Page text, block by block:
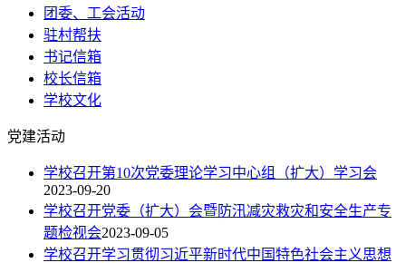
团委、工会活动
驻村帮扶
书记信箱
校长信箱
学校文化
党建活动
学校召开第10次党委理论学习中心组（扩大）学习会
2023-09-20
学校召开党委（扩大）会暨防汛减灾救灾和安全生产专
题检视会2023-09-05
学校召开学习贯彻习近平新时代中国特色社会主义思想